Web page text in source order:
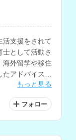
活支援をされて
として活動さ
海外留学や移住
アドバイスも
の資格をお持ち
す。
もっと見る
フォロー